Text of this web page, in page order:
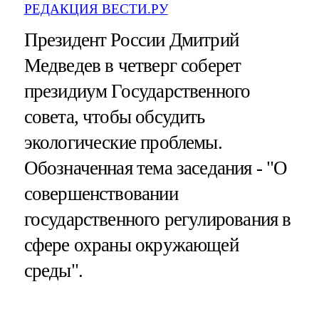
РЕДАКЦИЯ ВЕСТИ.РУ
Президент России Дмитрий
Медведев в четверг соберет
президиум Государственного
совета, чтобы обсудить
экологические проблемы.
Обозначенная тема заседания - "О
совершенствовании
государственного регулирования в
сфере охраны окружающей
среды".